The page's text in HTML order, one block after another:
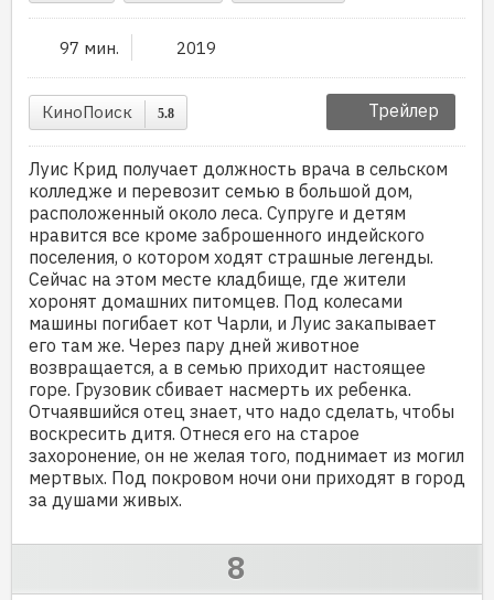
97 мин. 2019
КиноПоиск 5.8 Трейлер
Луис Крид получает должность врача в сельском
колледже и перевозит семью в большой дом,
расположенный около леса. Супруге и детям
нравится все кроме заброшенного индейского
поселения, о котором ходят страшные легенды.
Сейчас на этом месте кладбище, где жители
хоронят домашних питомцев. Под колесами
машины погибает кот Чарли, и Луис закапывает
его там же. Через пару дней животное
возвращается, а в семью приходит настоящее
горе. Грузовик сбивает насмерть их ребенка.
Отчаявшийся отец знает, что надо сделать, чтобы
воскресить дитя. Отнеся его на старое
захоронение, он не желая того, поднимает из могил
мертвых. Под покровом ночи они приходят в город
за душами живых.